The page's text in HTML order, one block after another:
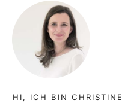
HI, ICH BIN CHRISTINE